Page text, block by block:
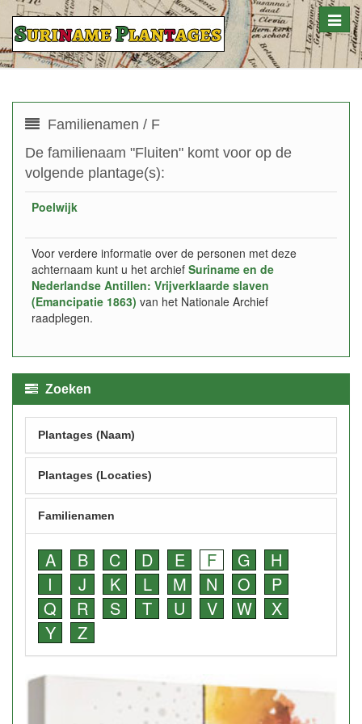
Toggle
Familienamen / F
De familienaam "Fluiten" komt voor op de
volgende plantage(s):
Poelwijk
Voor verdere informatie over de personen met deze
achternaam kunt u het archief Suriname en de
Nederlandse Antillen: Vrijverklaarde slaven
(Emancipatie 1863) van het Nationale Archief
raadplegen.
Zoeken
Plantages (Naam)
Plantages (Locaties)
Familienamen
A B C D E F G
H
I
J K L M N O
P
Q
R S T U V W
X
Y
Z